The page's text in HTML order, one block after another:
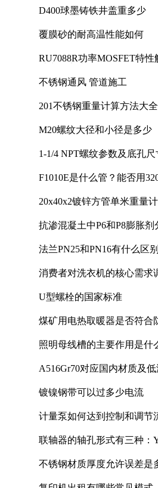
D400球墨铸铁井盖重多少
覆膜砂的耐高温性能如何
RU7088R功率MOSFET特
不锈钢通风 管道施工
201不锈钢重量计算方法大全
M20螺纹大径和小径是多少
1-1/4 NPT螺纹参数及底孔
F1010E是什么管？能否用
20x40x2镀锌方管单米重量
抗渗混凝土中P6和P8膨胀剂
法兰PN25和PN16有什么区别
消费者对洗衣机的核心需求
U型螺栓的国家标准
煤矿用电热取暖器是否符合
照明母线槽的主要作用是什
A516Gr70对应国内材质及
镀镍钢带可以过多少电流
计量泵如何达到控制和调节
联轴器的轴孔形式有三种：
不锈钢材质厚度允许误差是